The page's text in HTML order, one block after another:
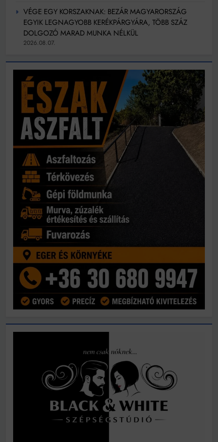
VÉGE EGY KORSZAKNAK: BEZÁR MAGYARORSZÁG
EGYIK LEGNAGYOBB KERÉKPÁRGYÁRA, TÖBB SZÁZ
DOLGOZÓ MARAD MUNKA NÉLKÜL
2026.08.07.